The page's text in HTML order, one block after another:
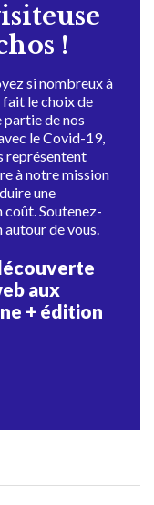
!
si nombreux à
fait le choix de
de nos
le Covid-19,
représentent
à notre mission
une
Soutenez-
de vous.
aux
+ édition